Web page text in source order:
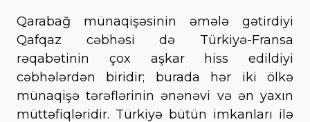
Qarabağ münaqişəsinin əmələ gətirdiyi
Qafqaz cəbhəsi də Türkiyə-Fransa
rəqabətinin çox aşkar hiss edildiyi
cəbhələrdən biridir; burada hər iki ölkə
münaqişə tərəflərinin ənənəvi və ən yaxın
müttəfiqləridir. Türkiyə bütün imkanları ilə